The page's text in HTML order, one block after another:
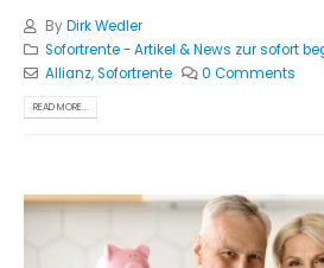
ByDirk Wedler
Sofortrente - Artikel & News zur sofort
Allianz,Sofortrente 0 Comments
READ MORE...